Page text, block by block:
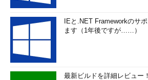
IEと.NET Frameworkのサ
ます（1年後ですが……）
最新ビルドを詳細レビュー